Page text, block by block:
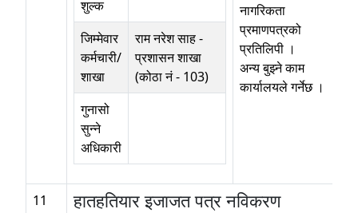
शुल्क
जिम्मेवार
कर्मचारी/
शाखा
राम नरेश साह-
प्रशासन शाखा
(कोठा नं - 103)
गुनासो
सुन्ने
अधिकारी
नागरिकता
प्रमाणपत्रको
प्रतिलिपी ।
अन्य बुझ्ने काम
कार्यालयले गर्नेछ ।
11 हातहतियार इजाजत पत्र नविकरण